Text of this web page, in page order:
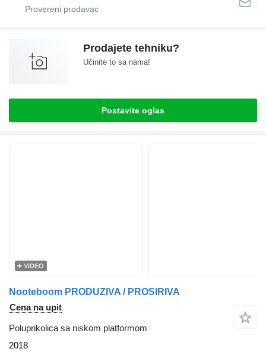
Prodajete tehniku?
Učinite to sa nama!
Postavite oglas
VIDEO
Nooteboom PRODUZIVA / PROSIRIVA
Cena na upit
Poluprikolica sa niskom platformom
2018